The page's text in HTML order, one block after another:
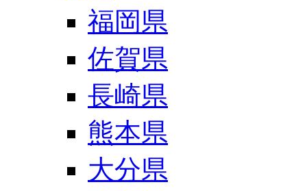
福岡県
佐賀県
長崎県
熊本県
大分県